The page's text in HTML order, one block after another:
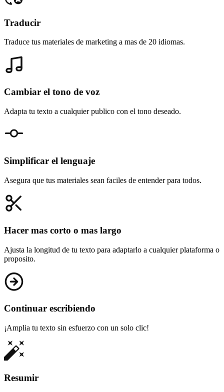
Traducir
Traduce tus materiales de marketing a mas de 20 idiomas.
Cambiar el tono de voz
Adapta tu texto a cualquier publico con el tono deseado.
Simplificar el lenguaje
Asegura que tus materiales sean faciles de entender para todos.
Hacer mas corto o mas largo
Ajusta la longitud de tu texto para adaptarlo a cualquier plataforma o
proposito.
Continuar escribiendo
¡Amplia tu texto sin esfuerzo con un solo clic!
Resumir